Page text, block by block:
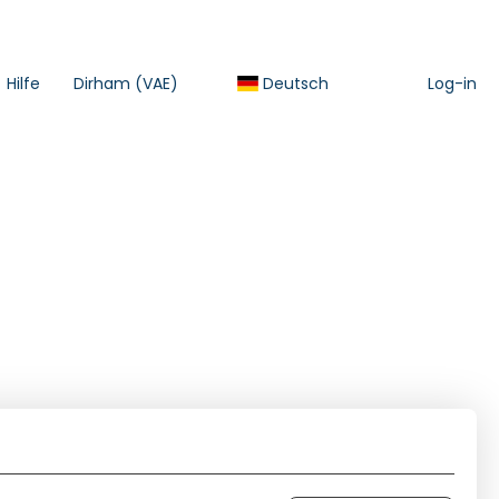
Hilfe Dirham (VAE) Deutsch Log-in